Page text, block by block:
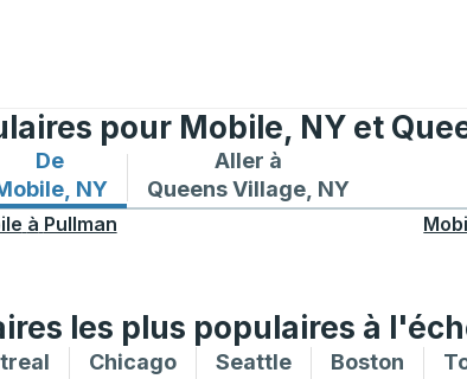
pour Mobile, NY et
De
NYde bus depuis Mobile, NY
Aller à
Queens Village, NY
Itinéraires de bus vers Queens
à Pullman
les plus populaires à
de bus vers et depuis New York
Itinéraires de bus vers et depuis
ChicagoItinéraires de bus vers et
SeattleItinéraires de
Boston